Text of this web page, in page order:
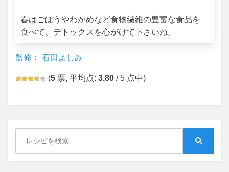
春はごぼうやわかめなど食物繊維の豊富な食品を
食べて、デトックスを心がけて下さいね。
監修： 石田よしみ
(5 票, 平均点: 3.80 / 5 点中)